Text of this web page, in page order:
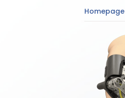
Homepage